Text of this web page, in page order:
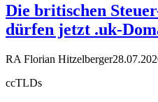
Die britischen
dürfen jetzt .uk-
RA Florian Hitzelberger
ccTLDs